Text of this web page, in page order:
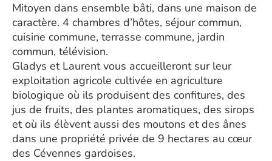
Mitoyen dans ensemble bâti, dans une maison de
caractère. 4 chambres d’hôtes, séjour commun,
cuisine commune, terrasse commune, jardin
commun, télévision.
Gladys et Laurent vous accueilleront sur leur
exploitation agricole cultivée en agriculture
biologique où ils produisent des confitures, des
jus de fruits, des plantes aromatiques, des sirops
et où ils élèvent aussi des moutons et des ânes
dans une propriété privée de 9 hectares au cœur
des Cévennes gardoises.